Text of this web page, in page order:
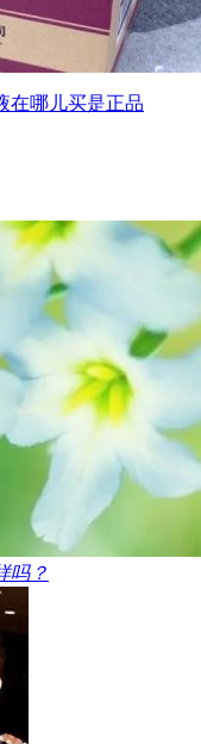
在哪儿买是正品
吗？